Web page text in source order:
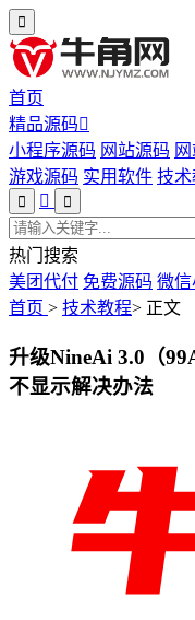
首页
精品源码
小程序源码 网站源码
游戏源码 实用软件 技术
热门搜索
美团代付 免费源码 微
首页 > 技术教程> 正文
升级NineAi 3.0（
不显示解决办法